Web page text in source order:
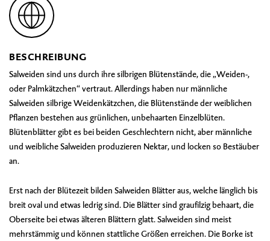
BESCHREIBUNG
Salweiden sind uns durch ihre silbrigen Blütenstände, die „Weiden-,
oder Palmkätzchen“ vertraut. Allerdings haben nur männliche
Salweiden silbrige Weidenkätzchen, die Blütenstände der weiblichen
Pflanzen bestehen aus grünlichen, unbehaarten Einzelblüten.
Blütenblätter gibt es bei beiden Geschlechtern nicht, aber männliche
und weibliche Salweiden produzieren Nektar, und locken so Bestäuber
an.
Erst nach der Blütezeit bilden Salweiden Blätter aus, welche länglich bis
breit oval und etwas ledrig sind. Die Blätter sind graufilzig behaart, die
Oberseite bei etwas älteren Blättern glatt. Salweiden sind meist
mehrstämmig und können stattliche Größen erreichen. Die Borke ist